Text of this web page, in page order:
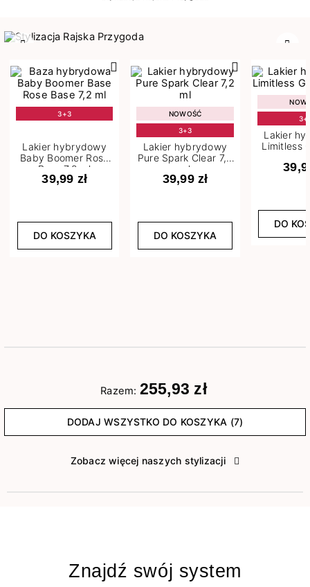
3+3
Lakier hybrydowy
Baby Boomer Rose
Base 7,2 ml
39,99 zł
DO KOSZYKA
NOWOŚĆ
3+3
Lakier hybrydowy
Pure Spark Clear 7,2
ml
39,99 zł
DO KOSZYKA
Lakier
Limitless
DO
Razem: 255,93 zł
DODAJ WSZYSTKO DO KOSZYKA (7)
Zobacz więcej naszych stylizacji
Znajdź swój system